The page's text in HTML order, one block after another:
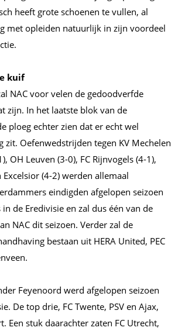
heeft grote schoenen te vullen, al
met opleiden natuurlijk in zijn voordeel
kuif
NAC voor velen de gedoodverfde
zijn. In het laatste blok van de
ploeg echter zien dat er echt wel
zit. Oefenwedstrijden tegen KV Mechelen
OH Leuven (3-0), FC Rijnvogels (4-1),
Excelsior (4-2) werden allemaal
eindigden afgelopen seizoen
de Eredivisie en zal dus één van de
NAC dit seizoen. Verder zal de
bestaan uit HERA United, PEC
Feyenoord werd afgelopen seizoen
De top drie, FC Twente, PSV en Ajax,
Een stuk daarachter zaten FC Utrecht,